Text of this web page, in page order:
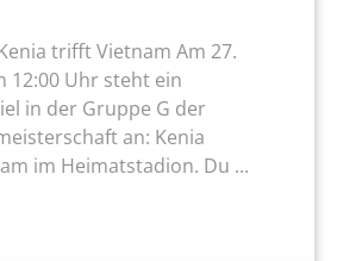
trifft Vietnam Am 27.
12:00 Uhr steht ein
in der Gruppe G der
an: Kenia
im Heimatstadion. Du ...